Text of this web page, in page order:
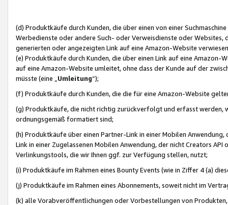
(d) Produktkäufe durch Kunden, die über einen von einer
Werbedienste oder andere Such- oder Verweisdienste oder Websites,
generierten oder angezeigten Link auf eine Amazon-Website
(e) Produktkäufe durch Kunden, die über einen Link auf eine
auf eine Amazon-Website umleitet, ohne dass der Kunde auf der
müsste (eine „ Umleitung“);
(f) Produktkäufe durch Kunden, die die für eine Amazon-Website
(g) Produktkäufe, die nicht richtig zurückverfolgt und erfasst werden,
ordnungsgemäß formatiert sind;
(h) Produktkäufe über einen Partner-Link in einer Mobilen
Link in einer Zugelassenen Mobilen Anwendung, der nicht Creators
Verlinkungstools, die wir Ihnen ggf. zur Verfügung stellen, nutzt;
(i) Produktkäufe im Rahmen eines Bounty Events (wie in Ziffer 4 (a)
(j) Produktkäufe im Rahmen eines Abonnements, soweit nicht im
(k) alle Vorabveröffentlichungen oder Vorbestellungen von